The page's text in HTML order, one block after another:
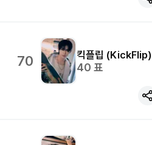
70 킥플립 (KickFlip)
40 표